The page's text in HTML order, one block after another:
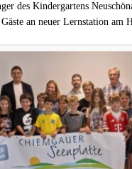
des Kindergartens
Gäste an neuer Lernstation am